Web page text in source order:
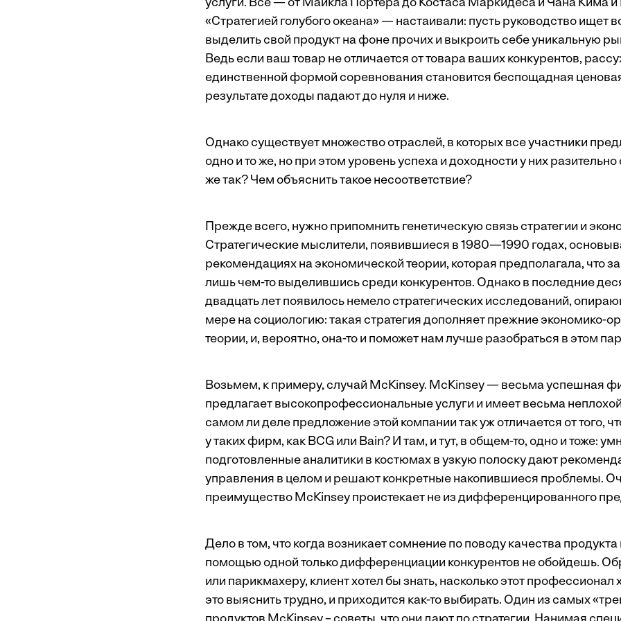
услуги. Все — от Майкла Портера до Костаса Маркидеса и Чана Кима
«Стратегией голубого океана» — настаивали: пусть руководство ищет
выделить свой продукт на фоне прочих и выкроить себе уникальную
Ведь если ваш товар не отличается от товара ваших конкурентов,
единственной формой соревнования становится беспощадная
результате доходы падают до нуля и ниже.
Однако существует множество отраслей, в которых все участники
одно и то же, но при этом уровень успеха и доходности у них разительно
же так? Чем объяснить такое несоответствие?
Прежде всего, нужно припомнить генетическую связь стратегии и
Стратегические мыслители, появившиеся в 1980—1990 годах,
рекомендациях на экономической теории, которая предполагала, что
лишь чем-то выделившись среди конкурентов. Однако в последние
двадцать лет появилось немело стратегических исследований,
мере на социологию: такая стратегия дополняет прежние экономико-
теории, и, вероятно, она-то и поможет нам лучше разобраться в этом
Возьмем, к примеру, случай McKinsey. McKinsey — весьма успешная
предлагает высокопрофессиональные услуги и имеет весьма
самом ли деле предложение этой компании так уж отличается от того,
у таких фирм, как BCG или Bain? И там, и тут, в общем-то, одно и тоже:
подготовленные аналитики в костюмах в узкую полоску дают
управления в целом и решают конкретные накопившиеся проблемы.
преимущество McKinsey проистекает не из дифференцированного
Дело в том, что когда возникает сомнение по поводу качества продукта
помощью одной только дифференциации конкурентов не обойдешь.
или парикмахеру, клиент хотел бы знать, насколько этот
это выяснить трудно, и приходится как-то выбирать. Один из самых